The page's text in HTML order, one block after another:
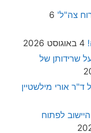
צה"ל' 6
4 באוגוסט 2026
שרידותן של
אורי מילשטיין
לפתוח